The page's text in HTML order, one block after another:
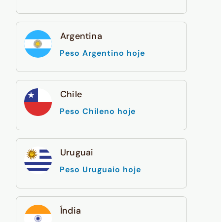
Argentina
Peso Argentino hoje
Chile
Peso Chileno hoje
Uruguai
Peso Uruguaio hoje
Índia